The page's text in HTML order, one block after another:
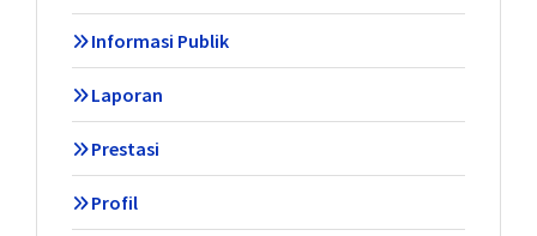
Informasi Publik
Laporan
Prestasi
Profil